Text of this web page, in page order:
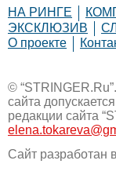
НА РИНГЕ
ЭКСКЛЮЗИВ
О проекте
©
сайта
редакции сайта
Сайт разработан